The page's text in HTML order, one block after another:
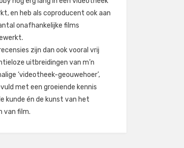
en heb als coproducent ook aan
onafhankelijke films
zijn dan ook vooral vrij
uitbreidingen van m’n
‘videotheek-geouwehoer’,
met een groeiende kennis
kunde én de kunst van het
van film.